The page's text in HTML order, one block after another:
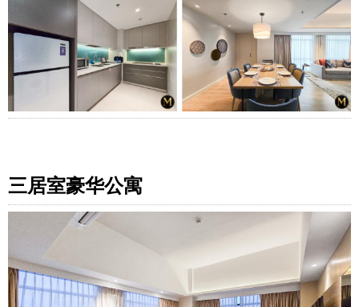
三居室豪华公寓